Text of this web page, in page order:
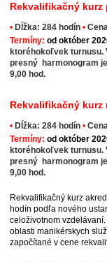
Rekvalifikačný kurz
• Dĺžka: 284 hodín •
Termíny: od október
ktoréhokoľvek turnusu.
presný harmonogram
9,00 hod.
Rekvalifikačný kurz
• Dĺžka: 284 hodín •
Termíny: od október
ktoréhokoľvek turnusu.
presný harmonogram
9,00 hod.
Rekvalifikačný kurz
hodín podľa nového
celoživotnom
oblasti manikérskych
započítané v cene